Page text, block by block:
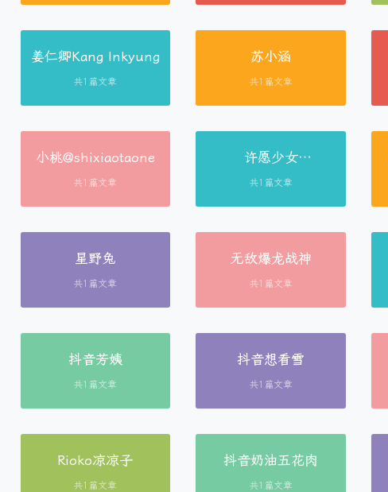
姜仁卿Kang Inkyung
共1篇文章
苏小涵
共1篇文章
小桃@shixiaotaone
共1篇文章
许愿少女
@XuYuanShaoNv
共1篇文章
星野兔
共1篇文章
无敌爆龙战神
共1篇文章
抖音芳姨
共1篇文章
抖音想看雪
共1篇文章
Rioko凉凉子
共1篇文章
抖音奶油五花肉
共1篇文章